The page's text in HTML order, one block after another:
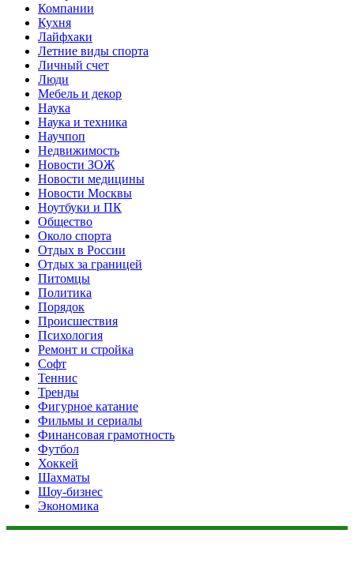
Компании
Кухня
Лайфхаки
Летние виды спорта
Личный счет
Люди
Мебель и декор
Наука
Наука и техника
Научпоп
Недвижимость
Новости ЗОЖ
Новости медицины
Новости Москвы
Ноутбуки и ПК
Общество
Около спорта
Отдых в России
Отдых за границей
Питомцы
Политика
Порядок
Происшествия
Психология
Ремонт и стройка
Софт
Теннис
Тренды
Фигурное катание
Фильмы и сериалы
Финансовая грамотность
Футбол
Хоккей
Шахматы
Шоу-бизнес
Экономика